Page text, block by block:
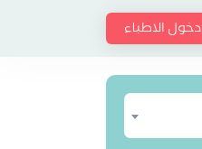
دخول الاطباء